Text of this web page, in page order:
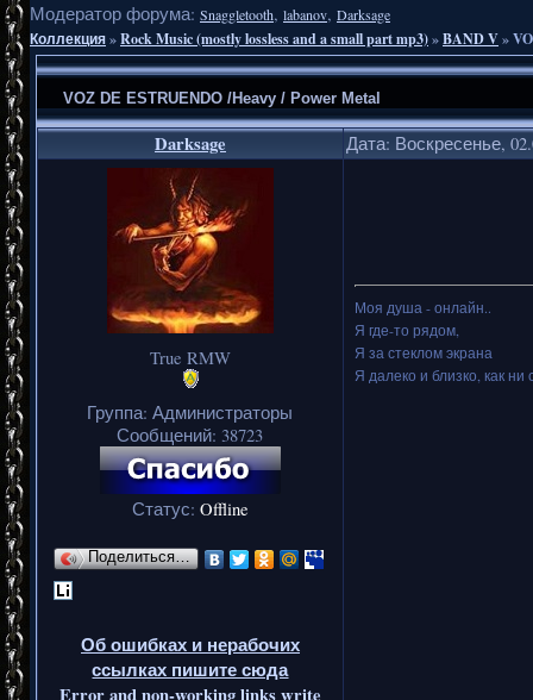
Модератор форума: Snaggletooth, labanov, Darksage
Коллекция»Rock Music (mostly lossless and a small part mp3)»BAND V»
VOZ DE ESTRUENDO /Heavy / Power Metal
Darksage Дата: Воскресенье,
True RMW
Группа: Администраторы
Сообщений: 38723
Статус: Offline
Поделиться…
Об ошибках и нерабочих
ссылках пишите сюда
Error and non-working links write
Моя душа - онлайн..
Я где-то рядом,
Я за стеклом экрана
Я далеко и близко, как ни